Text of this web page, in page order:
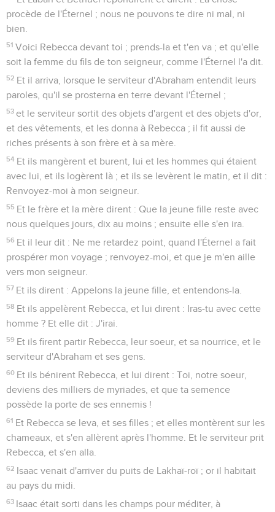
procède de l'Éternel ; nous ne pouvons te dire ni mal, ni
bien.
51 Voici Rebecca devant toi ; prends-la et t'en va ; et qu'elle
soit la femme du fils de ton seigneur, comme l'Éternel l'a dit.
52 Et il arriva, lorsque le serviteur d'Abraham entendit leurs
paroles, qu'il se prosterna en terre devant l'Éternel ;
53 et le serviteur sortit des objets d'argent et des objets d'or,
et des vêtements, et les donna à Rebecca ; il fit aussi de
riches présents à son frère et à sa mère.
54 Et ils mangèrent et burent, lui et les hommes qui étaient
avec lui, et ils logèrent là ; et ils se levèrent le matin, et il dit :
Renvoyez-moi à mon seigneur.
55 Et le frère et la mère dirent : Que la jeune fille reste avec
nous quelques jours, dix au moins ; ensuite elle s'en ira.
56 Et il leur dit : Ne me retardez point, quand l'Éternel a fait
prospérer mon voyage ; renvoyez-moi, et que je m'en aille
vers mon seigneur.
57 Et ils dirent : Appelons la jeune fille, et entendons-la.
58 Et ils appelèrent Rebecca, et lui dirent : Iras-tu avec cette
homme ? Et elle dit : J'irai.
59 Et ils firent partir Rebecca, leur soeur, et sa nourrice, et le
serviteur d'Abraham et ses gens.
60 Et ils bénirent Rebecca, et lui dirent : Toi, notre soeur,
deviens des milliers de myriades, et que ta semence
possède la porte de ses ennemis !
61 Et Rebecca se leva, et ses filles ; et elles montèrent sur les
chameaux, et s'en allèrent après l'homme. Et le serviteur prit
Rebecca, et s'en alla.
62 Isaac venait d'arriver du puits de Lakhaï-roï ; or il habitait
au pays du midi.
63 Isaac était sorti dans les champs pour méditer, à